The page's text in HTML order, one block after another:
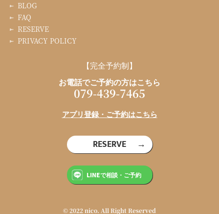
BLOG
FAQ
RESERVE
PRIVACY POLICY
【完全予約制】
お電話でご予約の方はこちら
079-439-7465
アプリ登録・ご予約はこちら
RESERVE
LINEで相談・ご予約
© 2022 nico. All Right Reserved